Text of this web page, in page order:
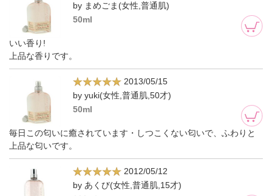
by まめごま(女性,普通肌)
50ml
いい香り!
上品な香りです。
2013/05/15
by yuki(女性,普通肌,50才)
50ml
毎日この匂いに癒されています・しつこくない匂いで、ふわりと
上品な匂いです。
2012/05/12
by あくび(女性,普通肌,15才)